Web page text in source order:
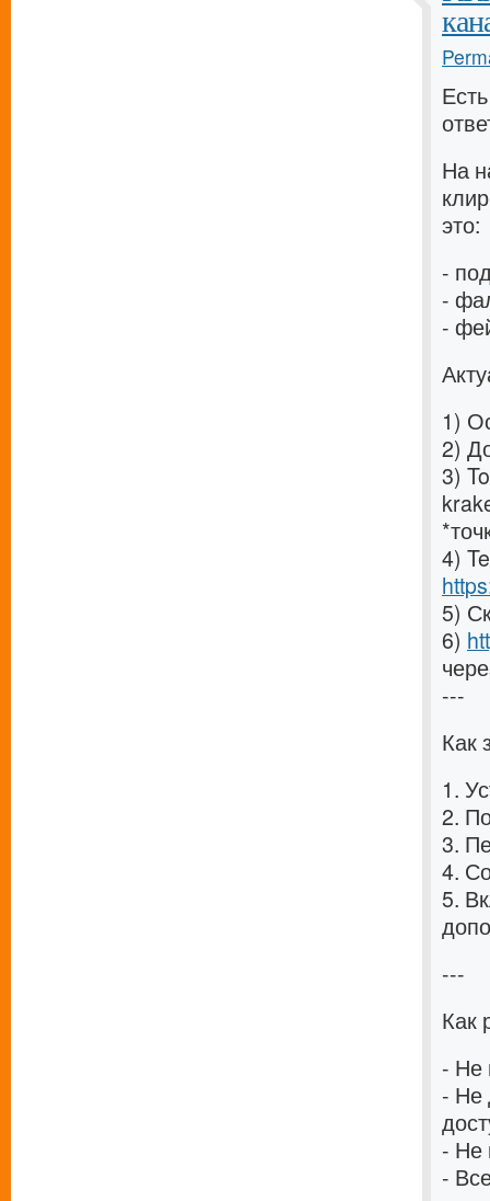
На
это:
-
-
-
1)
2)
3)
4)
5)
6)
---
Как
1.
2.
3.
4.
5.
---
Как
- Не
- Не
- Не
-